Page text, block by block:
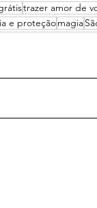
trazer amor de
e proteçãomagia